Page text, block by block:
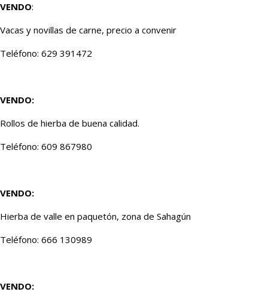
VENDO:
Vacas y novillas de carne, precio a convenir
Teléfono: 629 391472
VENDO:
Rollos de hierba de buena calidad.
Teléfono: 609 867980
VENDO:
Hierba de valle en paquetón, zona de Sahagún
Teléfono: 666 130989
VENDO: